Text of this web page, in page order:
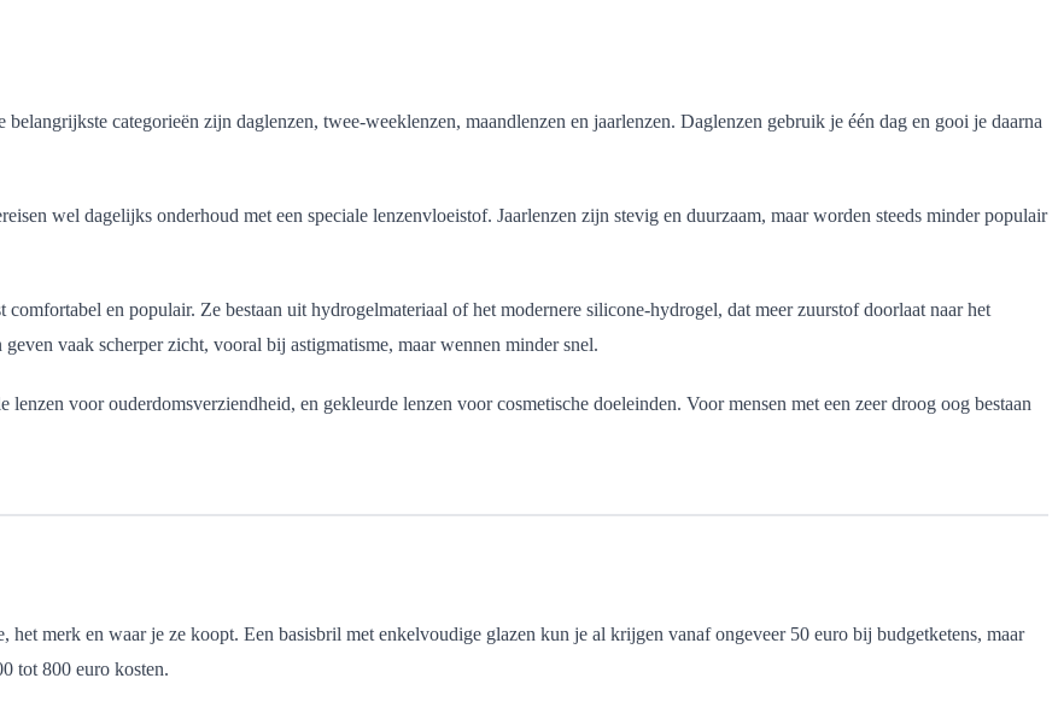
categorieën zijn daglenzen, twee-weeklenzen, maandlenzen en jaarlenzen. Daglenzen gebruik je één dag en gooi je daarna
wel dagelijks onderhoud met een speciale lenzenvloeistof. Jaarlenzen zijn stevig en duurzaam, maar worden steeds minder populair
en populair. Ze bestaan uit hydrogelmateriaal of het modernere silicone-hydrogel, dat meer zuurstof doorlaat naar het
vaak scherper zicht, vooral bij astigmatisme, maar wennen minder snel.
voor ouderdomsverziendheid, en gekleurde lenzen voor cosmetische doeleinden. Voor mensen met een zeer droog oog bestaan
merk en waar je ze koopt. Een basisbril met enkelvoudige glazen kun je al krijgen vanaf ongeveer 50 euro bij budgetketens, maar
tot 800 euro kosten.